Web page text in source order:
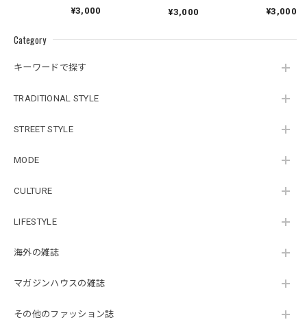
Category
キーワードで探す
TRADITIONAL STYLE
STREET STYLE
MODE
CULTURE
LIFESTYLE
海外の雑誌
マガジンハウスの雑誌
その他のファッション誌
¥3,000 ¥3,000 ¥3,000